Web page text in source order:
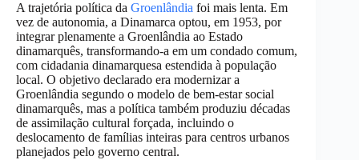
A trajetória política da Groenlândia foi mais lenta. Em
vez de autonomia, a Dinamarca optou, em 1953, por
integrar plenamente a Groenlândia ao Estado
dinamarquês, transformando-a em um condado comum,
com cidadania dinamarquesa estendida à população
local. O objetivo declarado era modernizar a
Groenlândia segundo o modelo de bem-estar social
dinamarquês, mas a política também produziu décadas
de assimilação cultural forçada, incluindo o
deslocamento de famílias inteiras para centros urbanos
planejados pelo governo central.